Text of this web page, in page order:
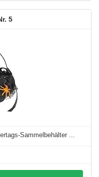
5
Sammelbehälter ...